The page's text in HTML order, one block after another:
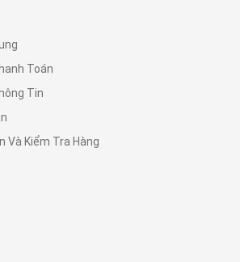
Toán
Tin
Và Kiểm Tra Hàng